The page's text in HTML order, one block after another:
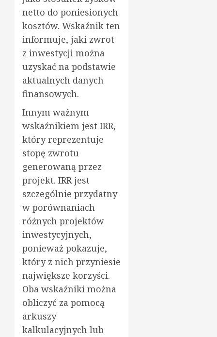
netto do poniesionych
kosztów. Wskaźnik ten
informuje, jaki zwrot
z inwestycji można
uzyskać na podstawie
aktualnych danych
finansowych.
Innym ważnym
wskaźnikiem jest IRR,
który reprezentuje
stopę zwrotu
generowaną przez
projekt. IRR jest
szczególnie przydatny
w porównaniach
różnych projektów
inwestycyjnych,
ponieważ pokazuje,
który z nich przyniesie
największe korzyści.
Oba wskaźniki można
obliczyć za pomocą
arkuszy
kalkulacyjnych lub